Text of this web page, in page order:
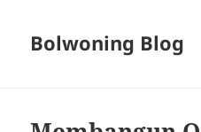
Bolwoning Blog